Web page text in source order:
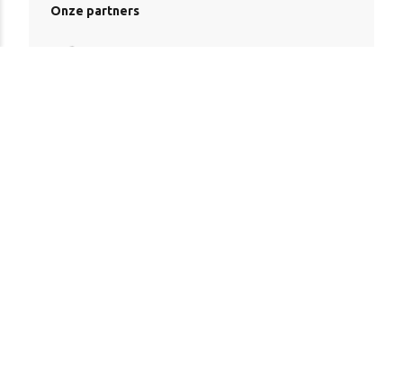
Onze partners